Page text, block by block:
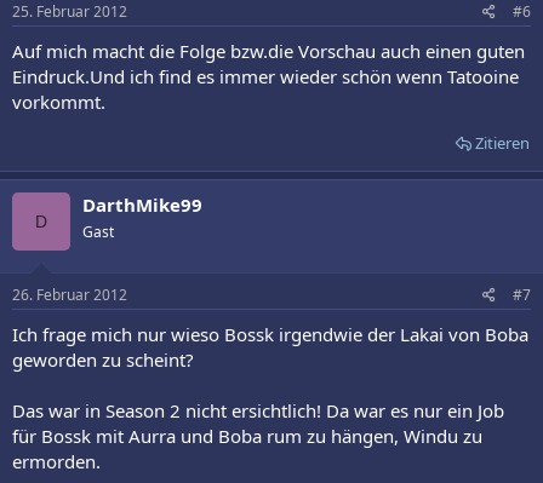
25. Februar 2012 #6
Auf mich macht die Folge bzw.die Vorschau auch einen guten
Eindruck.Und ich find es immer wieder schön wenn Tatooine
vorkommt.
Zitieren
D
DarthMike99
Gast
26. Februar 2012 #7
Ich frage mich nur wieso Bossk irgendwie der Lakai von Boba
geworden zu scheint?
Das war in Season 2 nicht ersichtlich! Da war es nur ein Job
für Bossk mit Aurra und Boba rum zu hängen, Windu zu
ermorden.